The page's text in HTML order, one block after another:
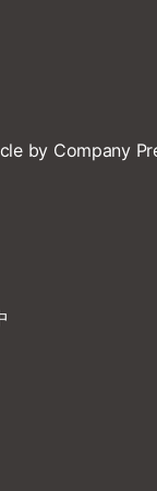
by Company